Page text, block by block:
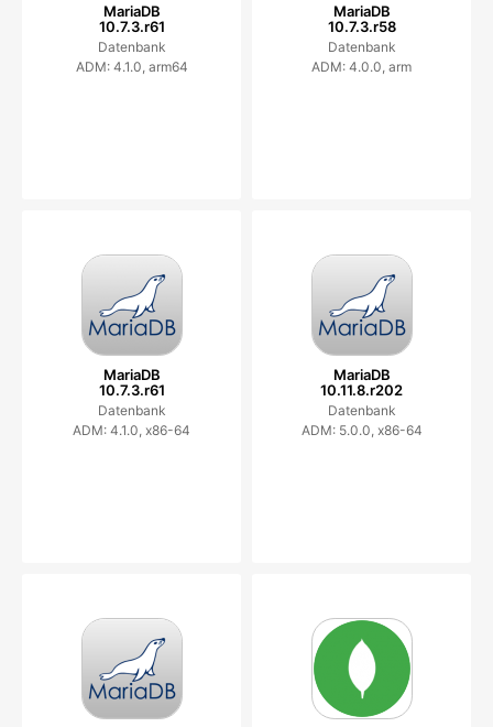
MariaDB
10.7.3.r61
Datenbank
ADM: 4.1.0, arm64
MariaDB
10.7.3.r58
Datenbank
ADM: 4.0.0, arm
MariaDB
10.7.3.r61
Datenbank
ADM: 4.1.0, x86-64
MariaDB
10.11.8.r202
Datenbank
ADM: 5.0.0, x86-64